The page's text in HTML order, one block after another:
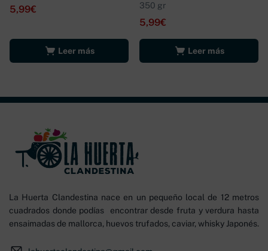
5,99€
Leer más
350 gr
5,99€
Leer más
La Huerta Clandestina nace en un pequeño local de 12 metros
cuadrados donde podías encontrar desde fruta y verdura hasta
ensaimadas de mallorca, huevos trufados, caviar, whisky Japonés.